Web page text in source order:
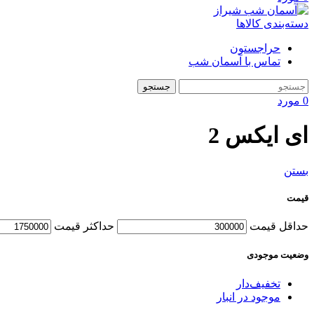
دسته‌بندی کالاها
حراجستون
تماس با آسمان شب
جستجو
0 مورد
ای ایکس 2
بستن
قیمت
حداقل قیمت حداکثر قیمت
وضعیت موجودی
تخفیف‌دار
موجود در انبار